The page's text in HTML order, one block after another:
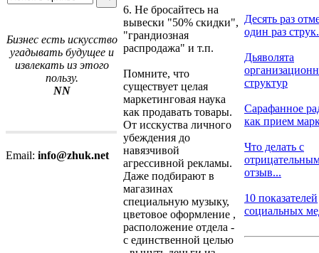
Бизнес есть искусство
угадывать будущее и
извлекать из этого
пользу.
NN
Email: info@zhuk.net
6. Не бросайтесь на
вывески "50% скидки",
"грандиозная
распродажа" и т.п.
Помните, что
существует целая
маркетинговая наука
как продавать товары.
От исскуства личного
убеждения до
навязчивой
агрессивной рекламы.
Даже подбирают в
магазинах
специальную музыку,
цветовое оформление ,
расположение отдела -
с единственной целью
Десять раз
один раз
Дьяволята
структур
Сарафанное
как прием
Что делать с
отзыв...
10 показателей
социальных